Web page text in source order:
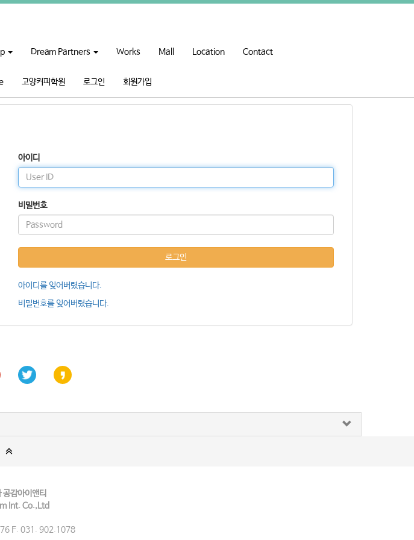
Dream Partners Works Mall Location Contact
고양커피학원 로그인 회원가입
아이디
비밀번호
로그인
아이디를 잊어버렸습니다.
비밀번호를 잊어버렸습니다.
공감아이앤티
Int. Co.,Ltd
F. 031. 902.1078